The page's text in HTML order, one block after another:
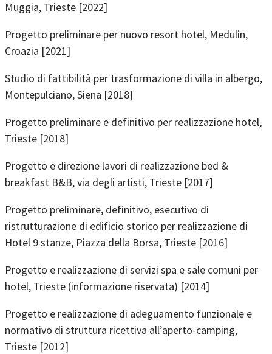
Muggia, Trieste [2022]
Progetto preliminare per nuovo resort hotel, Medulin,
Croazia [2021]
Studio di fattibilità per trasformazione di villa in albergo,
Montepulciano, Siena [2018]
Progetto preliminare e definitivo per realizzazione hotel,
Trieste [2018]
Progetto e direzione lavori di realizzazione bed &
breakfast B&B, via degli artisti, Trieste [2017]
Progetto preliminare, definitivo, esecutivo di
ristrutturazione di edificio storico per realizzazione di
Hotel 9 stanze, Piazza della Borsa, Trieste [2016]
Progetto e realizzazione di servizi spa e sale comuni per
hotel, Trieste (informazione riservata) [2014]
Progetto e realizzazione di adeguamento funzionale e
normativo di struttura ricettiva all’aperto-camping,
Trieste [2012]